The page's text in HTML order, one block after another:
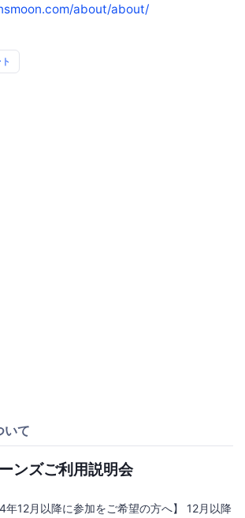
about/about/
いて
ンズご利用説明会
年12月以降に参加をご希望の方へ】 12月以降